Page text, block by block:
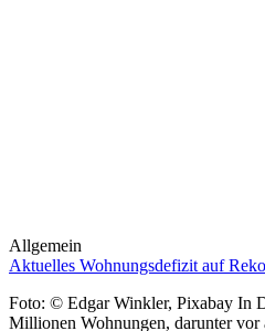
Allgemein
Aktuelles Wohnungsdefizit auf
Foto: © Edgar Winkler, Pixabay In
Millionen Wohnungen, darunter vor